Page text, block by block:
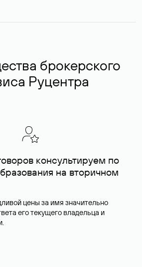
брокерского
Руцентра
консультируем по
на вторичном
цены за имя значительно
его текущего владельца и